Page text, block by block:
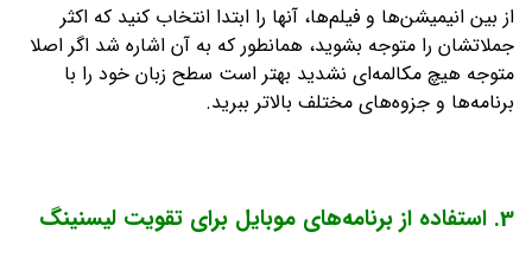
از بین انیمیشن‌ها و فیلم‌ها، آنها را ابتدا انتخاب کنید که اکثر
جملاتشان را متوجه بشوید، همانطور که به آن اشاره شد اگر اصلا
متوجه هیچ مکالمه‌ای نشدید بهتر است سطح زبان خود را با
برنامه‌ها و جزوه‌های مختلف بالاتر ببرید.
3. استفاده از برنامه‌های موبایل برای تقویت لیسنینگ